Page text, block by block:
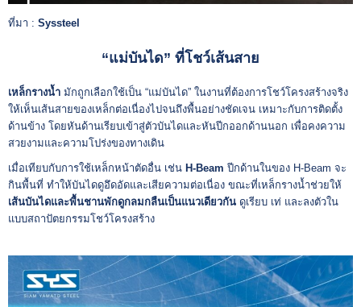
ที่มา : Syssteel
“แม่บันได” ที่โชว์เส้นสาย
เหล็กรางน้ำ มักถูกเลือกใช้เป็น “แม่บันได” ในงานที่ต้องการโชว์โครงสร้างจริง
ให้เห็นเส้นสายของเหล็กต่อเนื่องไปจนถึงพื้นอย่างชัดเจน เหมาะกับการติดตั้ง
ด้านข้าง โดยหันด้านเรียบเข้าสู่ตัวบันไดและหันปีกออกด้านนอก เพื่อคงความ
สวยงามและความโปร่งของทางเดิน
เมื่อเทียบกับการใช้เหล็กหน้าตัดอื่น เช่น H-Beam ปีกด้านในของ H-Beam จะ
กินพื้นที่ ทำให้บันไดดูอึดอัดและเสียความต่อเนื่อง ขณะที่เหล็กรางน้ำช่วยให้
เส้นบันไดและพื้นชานพักดูกลมกลืนเป็นแนวเดียวกัน ดูเรียบ เท่ และลงตัวใน
แบบสถาปัตยกรรมโชว์โครงสร้าง